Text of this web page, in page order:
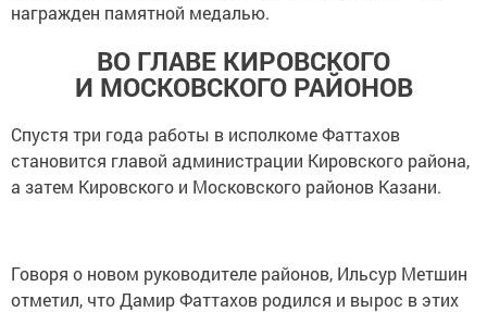
награжден памятной медалью.
ВО ГЛАВЕ КИРОВСКОГО
И МОСКОВСКОГО РАЙОНОВ
Спустя три года работы в исполкоме Фаттахов
становится главой администрации Кировского района,
а затем Кировского и Московского районов Казани.
Говоря о новом руководителе районов, Ильсур Метшин
отметил, что Дамир Фаттахов родился и вырос в этих